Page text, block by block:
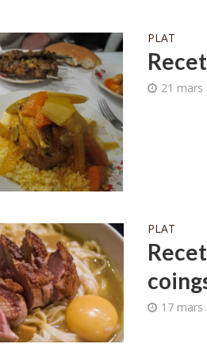
PLAT
21 mars
PLAT
17 mars